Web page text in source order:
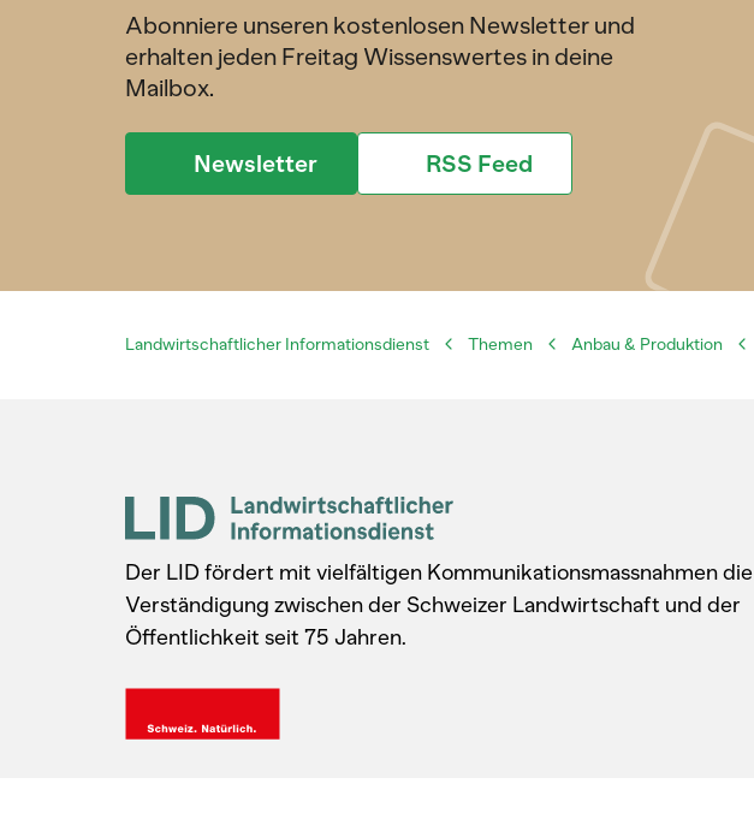
Abonniere unseren kostenlosen Newsletter und
erhalten jeden Freitag Wissenswertes in deine
Mailbox.
Newsletter RSS Feed
Landwirtschaftlicher Informationsdienst Themen Anbau & Produktion
Der LID fördert mit vielfältigen Kommunikationsmassnahmen die
Verständigung zwischen der Schweizer Landwirtschaft und der
Öffentlichkeit seit 75 Jahren.